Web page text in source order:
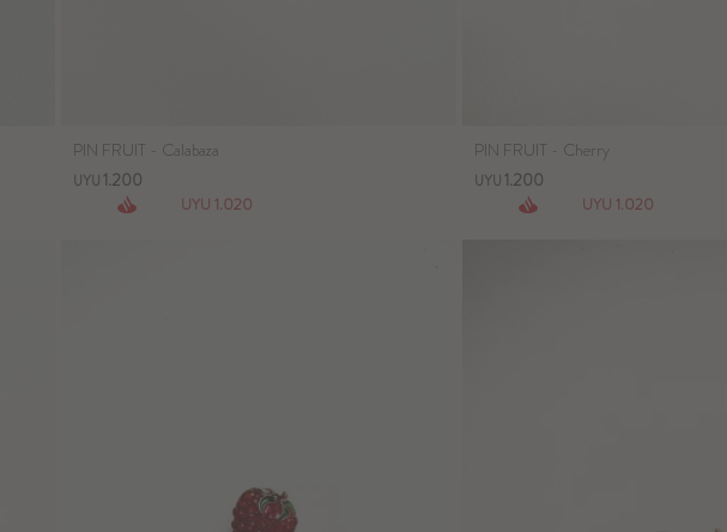
PIN FRUIT - Calabaza
UYU1.200
UYU 1.020
PIN FRUIT - Cherry
UYU1.200
UYU 1.020